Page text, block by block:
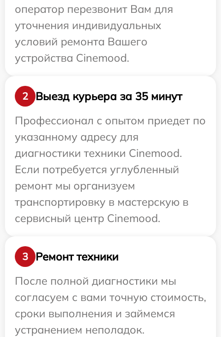
оператор перезвонит Вам для
уточнения индивидуальных
условий ремонта Вашего
устройства Cinemood.
2
Выезд курьера за 35 минут
Профессионал с опытом приедет по
указанному адресу для
диагностики техники Cinemood.
Если потребуется углубленный
ремонт мы организуем
транспортировку в мастерскую в
сервисный центр Cinemood.
3
Ремонт техники
После полной диагностики мы
согласуем с вами точную стоимость,
сроки выполнения и займемся
устранением неполадок.